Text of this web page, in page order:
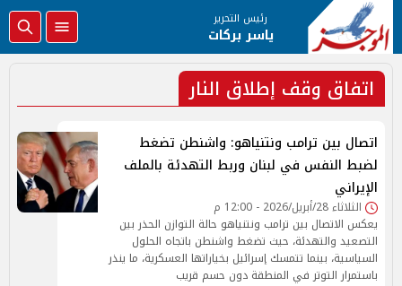
رئيس التحرير
ياسر بركات
اتفاق وقف إطلاق النار
اتصال بين ترامب ونتنياهو: واشنطن تضغط
لضبط النفس في لبنان وربط التهدئة بالملف
الإيراني
الثلاثاء 28/أبريل/2026 - 12:00 م
يعكس الاتصال بين ترامب ونتنياهو حالة التوازن الحذر بين
التصعيد والتهدئة، حيث تضغط واشنطن باتجاه الحلول
السياسية، بينما تتمسك إسرائيل بخياراتها العسكرية، ما ينذر
باستمرار التوتر في المنطقة دون حسم قريب